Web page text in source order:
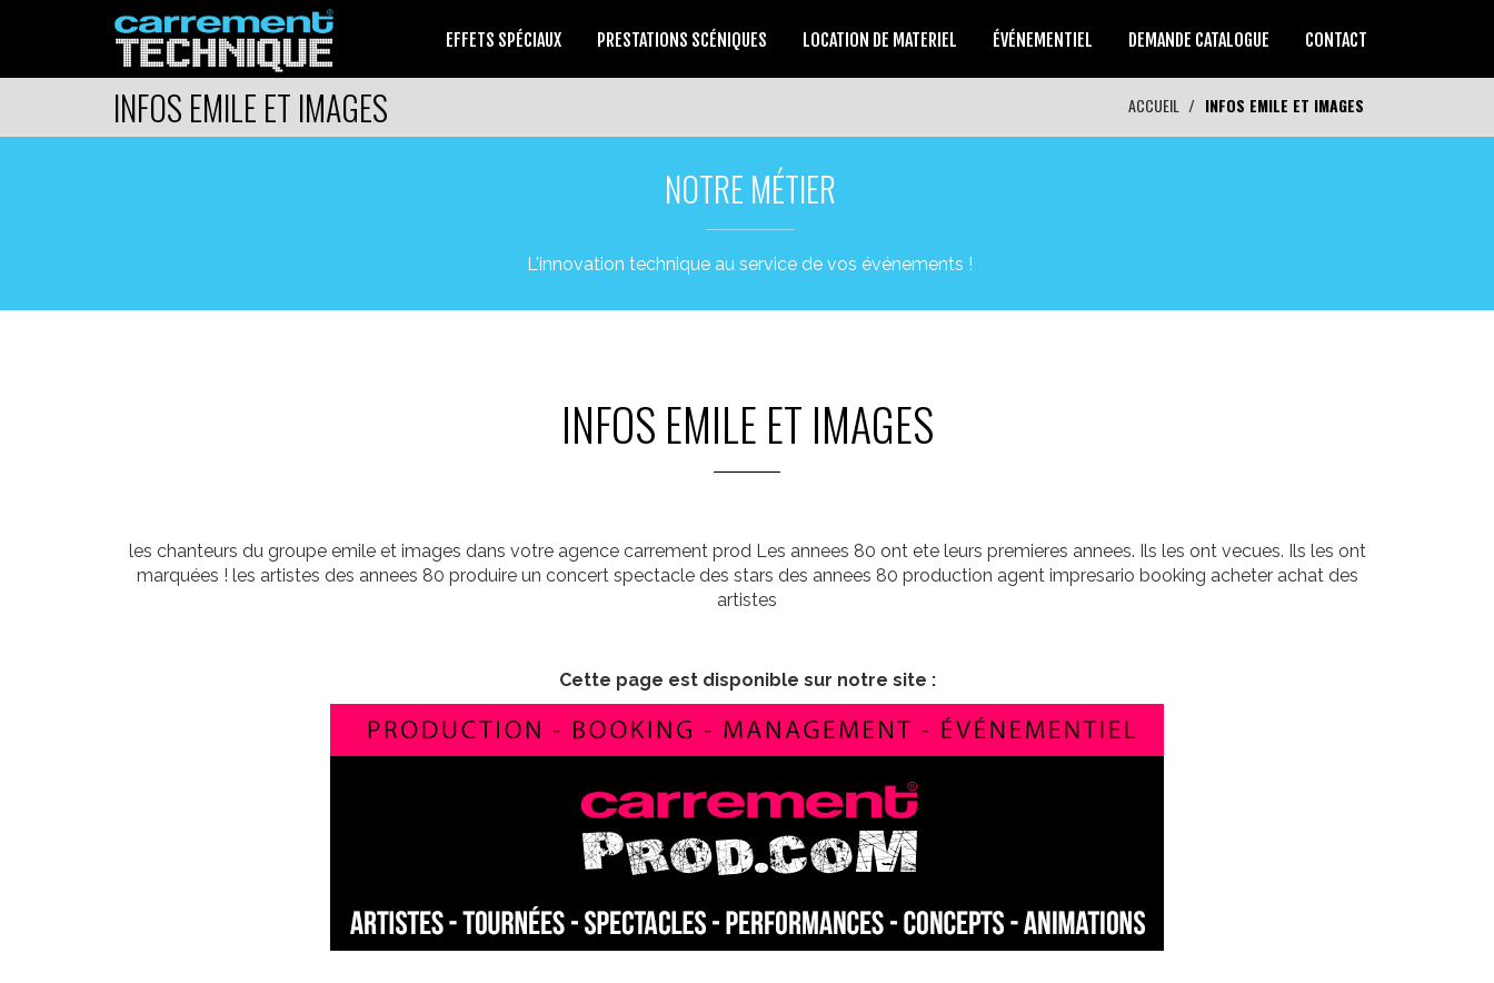
EFFETS SPÉCIAUX PRESTATIONS SCÉNIQUES LOCATION DE MATERIEL ÉVÉNEMENTIEL DEMANDE CATALOGUE CONTACT
INFOS EMILE ET IMAGES ACCUEIL INFOS EMILE ET IMAGES
NOTRE MÉTIER
L'innovation technique au service de vos événements !
INFOS EMILE ET IMAGES
les chanteurs du groupe emile et images dans votre agence carrement prod Les annees 80 ont ete leurs premieres annees. Ils les ont vecues. Ils les ont
marquées ! les artistes des annees 80 produire un concert spectacle des stars des annees 80 production agent impresario booking acheter achat des
artistes
Cette page est disponible sur notre site :